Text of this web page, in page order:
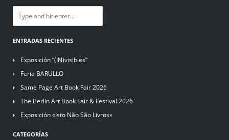
ENTRADAS RECIENTES
Exposición “(IN)visibles”
Feria BARULLO
Same Page Art Book Fair 2026
The Berlin Art Book Fair & Festival 2026
Exposición «Isto Não São Livros»
CATEGORÍAS